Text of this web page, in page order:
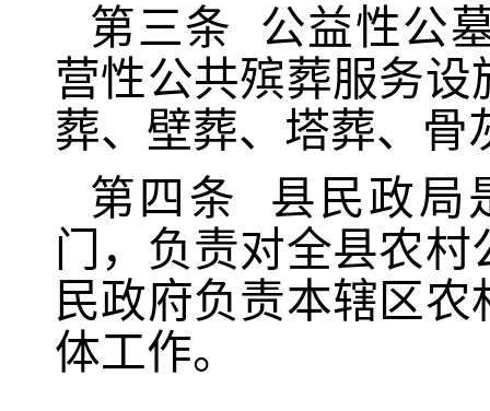
第三条
公益性公
营性公共殡葬服务
葬、壁葬、塔葬、骨
第四条
县民政局
门，负责对全县农
民政府负责本辖区
体工作。